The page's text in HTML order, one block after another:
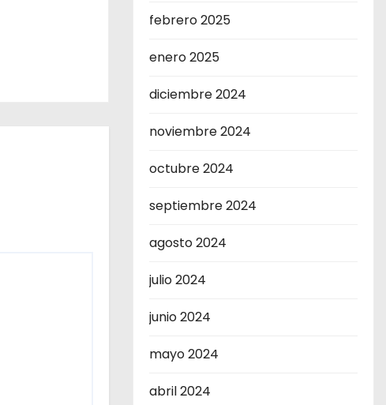
febrero 2025
enero 2025
diciembre 2024
noviembre 2024
octubre 2024
septiembre 2024
agosto 2024
julio 2024
junio 2024
mayo 2024
abril 2024